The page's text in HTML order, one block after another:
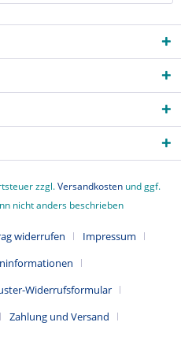
zzgl.Versandkosten und ggf.
nicht anders beschrieben
widerrufen
Impressum
Widerrufsformular
Zahlung und Versand